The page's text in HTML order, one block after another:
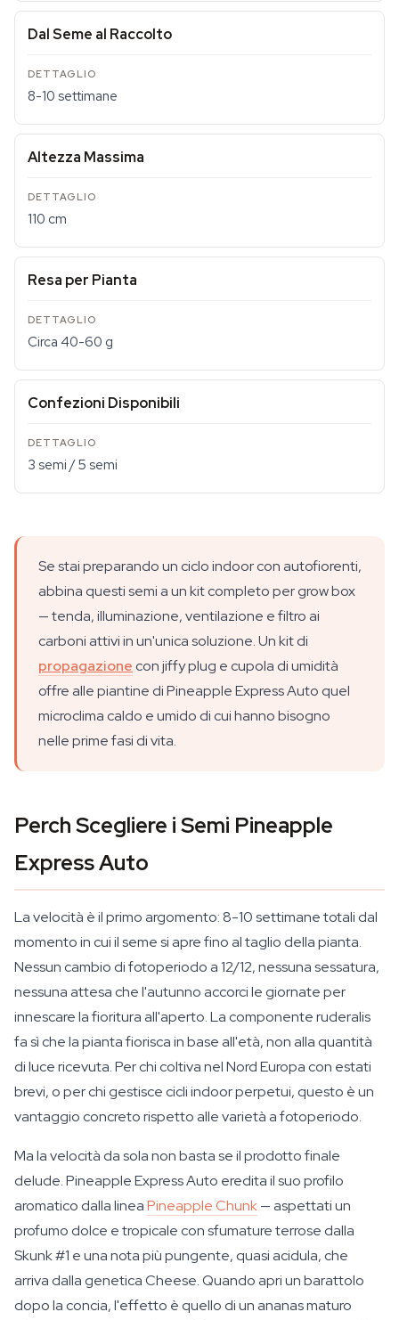
Dal Seme al Raccolto
8-10 settimane
Altezza Massima
110 cm
Resa per Pianta
Circa 40-60 g
Confezioni Disponibili
3 semi / 5 semi
Se stai preparando un ciclo indoor con autofiorenti,
abbina questi semi a un kit completo per grow box
— tenda, illuminazione, ventilazione e filtro ai
carboni attivi in un'unica soluzione. Un kit di
propagazione con jiffy plug e cupola di umidità
offre alle piantine di Pineapple Express Auto quel
microclima caldo e umido di cui hanno bisogno
nelle prime fasi di vita.
Perch Scegliere i Semi Pineapple
Express Auto
La velocità è il primo argomento: 8-10 settimane totali dal
momento in cui il seme si apre fino al taglio della pianta.
Nessun cambio di fotoperiodo a 12/12, nessuna sessatura,
nessuna attesa che l'autunno accorci le giornate per
innescare la fioritura all'aperto. La componente ruderalis
fa sì che la pianta fiorisca in base all'età, non alla quantità
di luce ricevuta. Per chi coltiva nel Nord Europa con estati
brevi, o per chi gestisce cicli indoor perpetui, questo è un
vantaggio concreto rispetto alle varietà a fotoperiodo.
Ma la velocità da sola non basta se il prodotto finale
delude. Pineapple Express Auto eredita il suo profilo
aromatico dalla lineaPineapple Chunk— aspettati un
profumo dolce e tropicale con sfumature terrose dalla
Skunk #1 e una nota più pungente, quasi acidula, che
arriva dalla genetica Cheese. Quando apri un barattolo
dopo la concia, l'effetto è quello di un ananas maturo